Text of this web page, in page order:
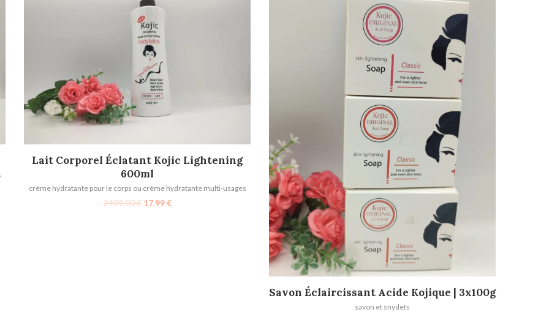
AJOUTER AU PANIER
Lait Corporel Éclatant Kojic Lightening
600ml
crème hydratante pour le corps ou crème hydratante multi-usages
2499.00€ 17.99€
AJOUTER AU PANIER
Savon Éclaircissant Acide Kojique | 3x100g
savon et snydets